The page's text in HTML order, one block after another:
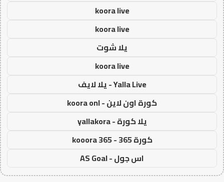
koora live
koora live
يلا شوت
koora live
Yalla Live - يلا لايف
كورة اون لاين - koora onl
يلا كورة - yallakora
كورة 365 - kooora 365
اس جول - AS Goal